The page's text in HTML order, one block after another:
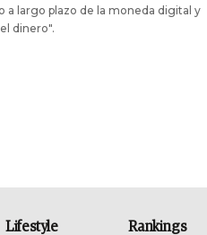
a largo plazo de la moneda digital y
dinero".
Lifestyle Rankings